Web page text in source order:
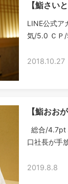
【鮨さ
LINE公式
気/5.0 ＣＰ/
2018.10.27
【鮨おお
総合/4.7pt
口社長が手
2019.8.8